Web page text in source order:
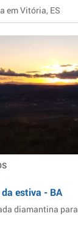
em Vitória, ES
estiva - BA
diamantina